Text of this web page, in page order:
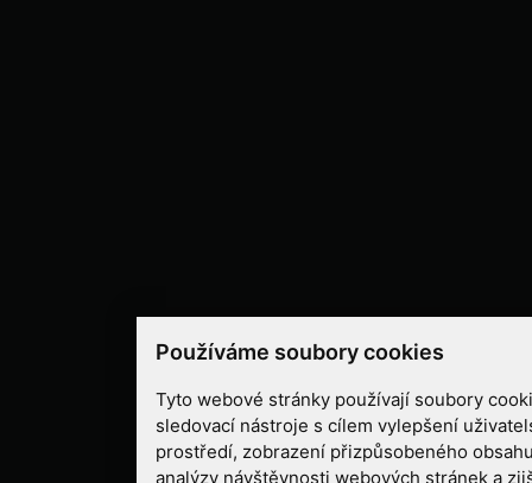
Používáme soubory cookies
Tyto webové stránky používají soubory
sledovací nástroje s cílem vylepšení
prostředí, zobrazení přizpůsobeného
analýzy návštěvnosti webových stránek a